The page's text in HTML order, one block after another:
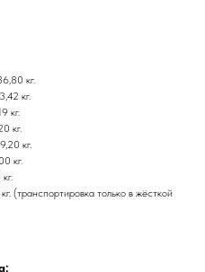
кг.
кг.
кг.
кг.
кг.
кг.
(транспортировка только в жёсткой